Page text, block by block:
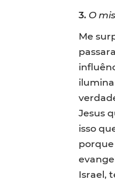
3. O
Me
Jesus
isso
porque
Israel,